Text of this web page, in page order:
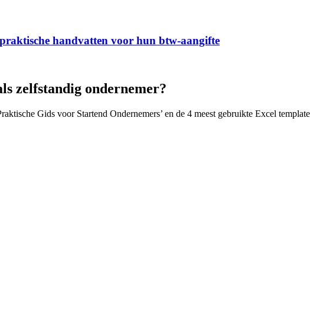
handvatten voor hun btw-aangifte
zelfstandig ondernemer?
Gids voor Startend Ondernemers’ en de 4 meest gebruikte Excel